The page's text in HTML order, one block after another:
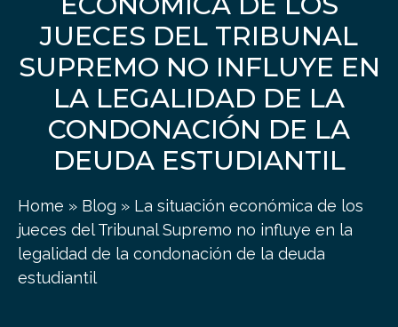
JUECES DEL TRIBUNAL
SUPREMO NO INFLUYE EN
LA LEGALIDAD DE LA
CONDONACIÓN DE LA
DEUDA ESTUDIANTIL
Home » Blog » La situación económica de los
jueces del Tribunal Supremo no influye en la
legalidad de la condonación de la deuda
estudiantil